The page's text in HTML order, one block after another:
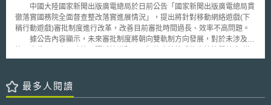
議越趨激烈。
書長Hamadoun Touré認為網際網路應該納入全球電信政策框架下，但反對
派則認為此舉扼殺了網路自由，美國代表團團長Terry Karamer則主張，網
路政策不應由聯合國成員國來定，應該由公民、社群以及更廣大的社會來決
定。 經過激烈的辯論之後，共有89國支持這項修正案，而包括美國、
中國大陸國家新聞出版廣電總局於日前公告「國家新聞出版廣電總局貫
徹落實國務院全面督查整改落實進展情況」，提出將針對移動網絡遊戲(下
稱行動遊戲)審批制度進行改革，改善目前審批時間過長、效率不高問題。
據公告內容顯示，未來審批制度將朝向雙軌制方向發展，對於未涉及民
盤類等休閒益智遊戲)之陸製行動遊戲，將採取簡易審批制度，以提高審查
動下，目標將縮短審查時間，由現行30天初審、15天複審期限，分別壓縮
至15天及5天。其進一步具體做法，中國大陸國家新聞出版廣電總局現正研
最多人閱讀